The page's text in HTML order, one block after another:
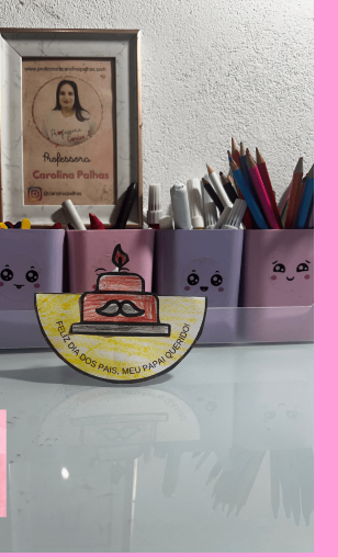
Pais
|
Dia
Dos
Pais:
Celebrando
Importância
Da
Figura
Paterna